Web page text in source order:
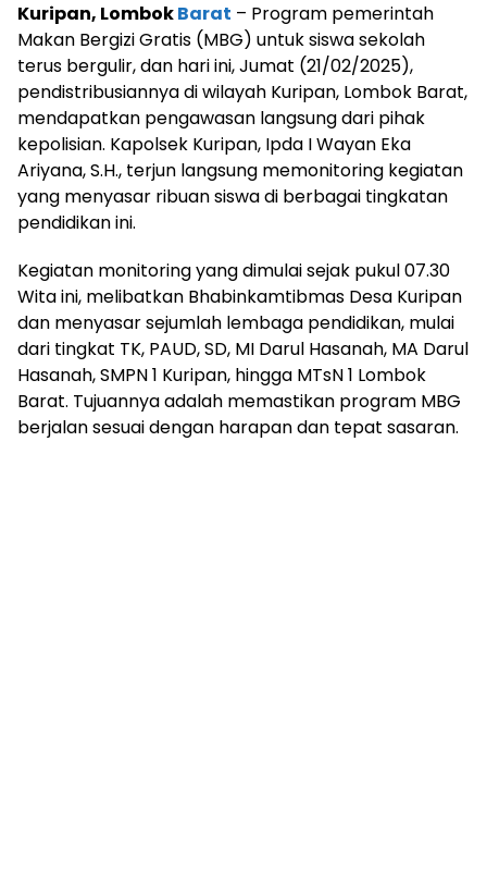
Kuripan, LombokBarat – Program pemerintah
Makan Bergizi Gratis (MBG) untuk siswa sekolah
terus bergulir, dan hari ini, Jumat (21/02/2025),
pendistribusiannya di wilayah Kuripan, Lombok Barat,
mendapatkan pengawasan langsung dari pihak
kepolisian. Kapolsek Kuripan, Ipda I Wayan Eka
Ariyana, S.H., terjun langsung memonitoring kegiatan
yang menyasar ribuan siswa di berbagai tingkatan
pendidikan ini.
Kegiatan monitoring yang dimulai sejak pukul 07.30
Wita ini, melibatkan Bhabinkamtibmas Desa Kuripan
dan menyasar sejumlah lembaga pendidikan, mulai
dari tingkat TK, PAUD, SD, MI Darul Hasanah, MA Darul
Hasanah, SMPN 1 Kuripan, hingga MTsN 1 Lombok
Barat. Tujuannya adalah memastikan program MBG
berjalan sesuai dengan harapan dan tepat sasaran.